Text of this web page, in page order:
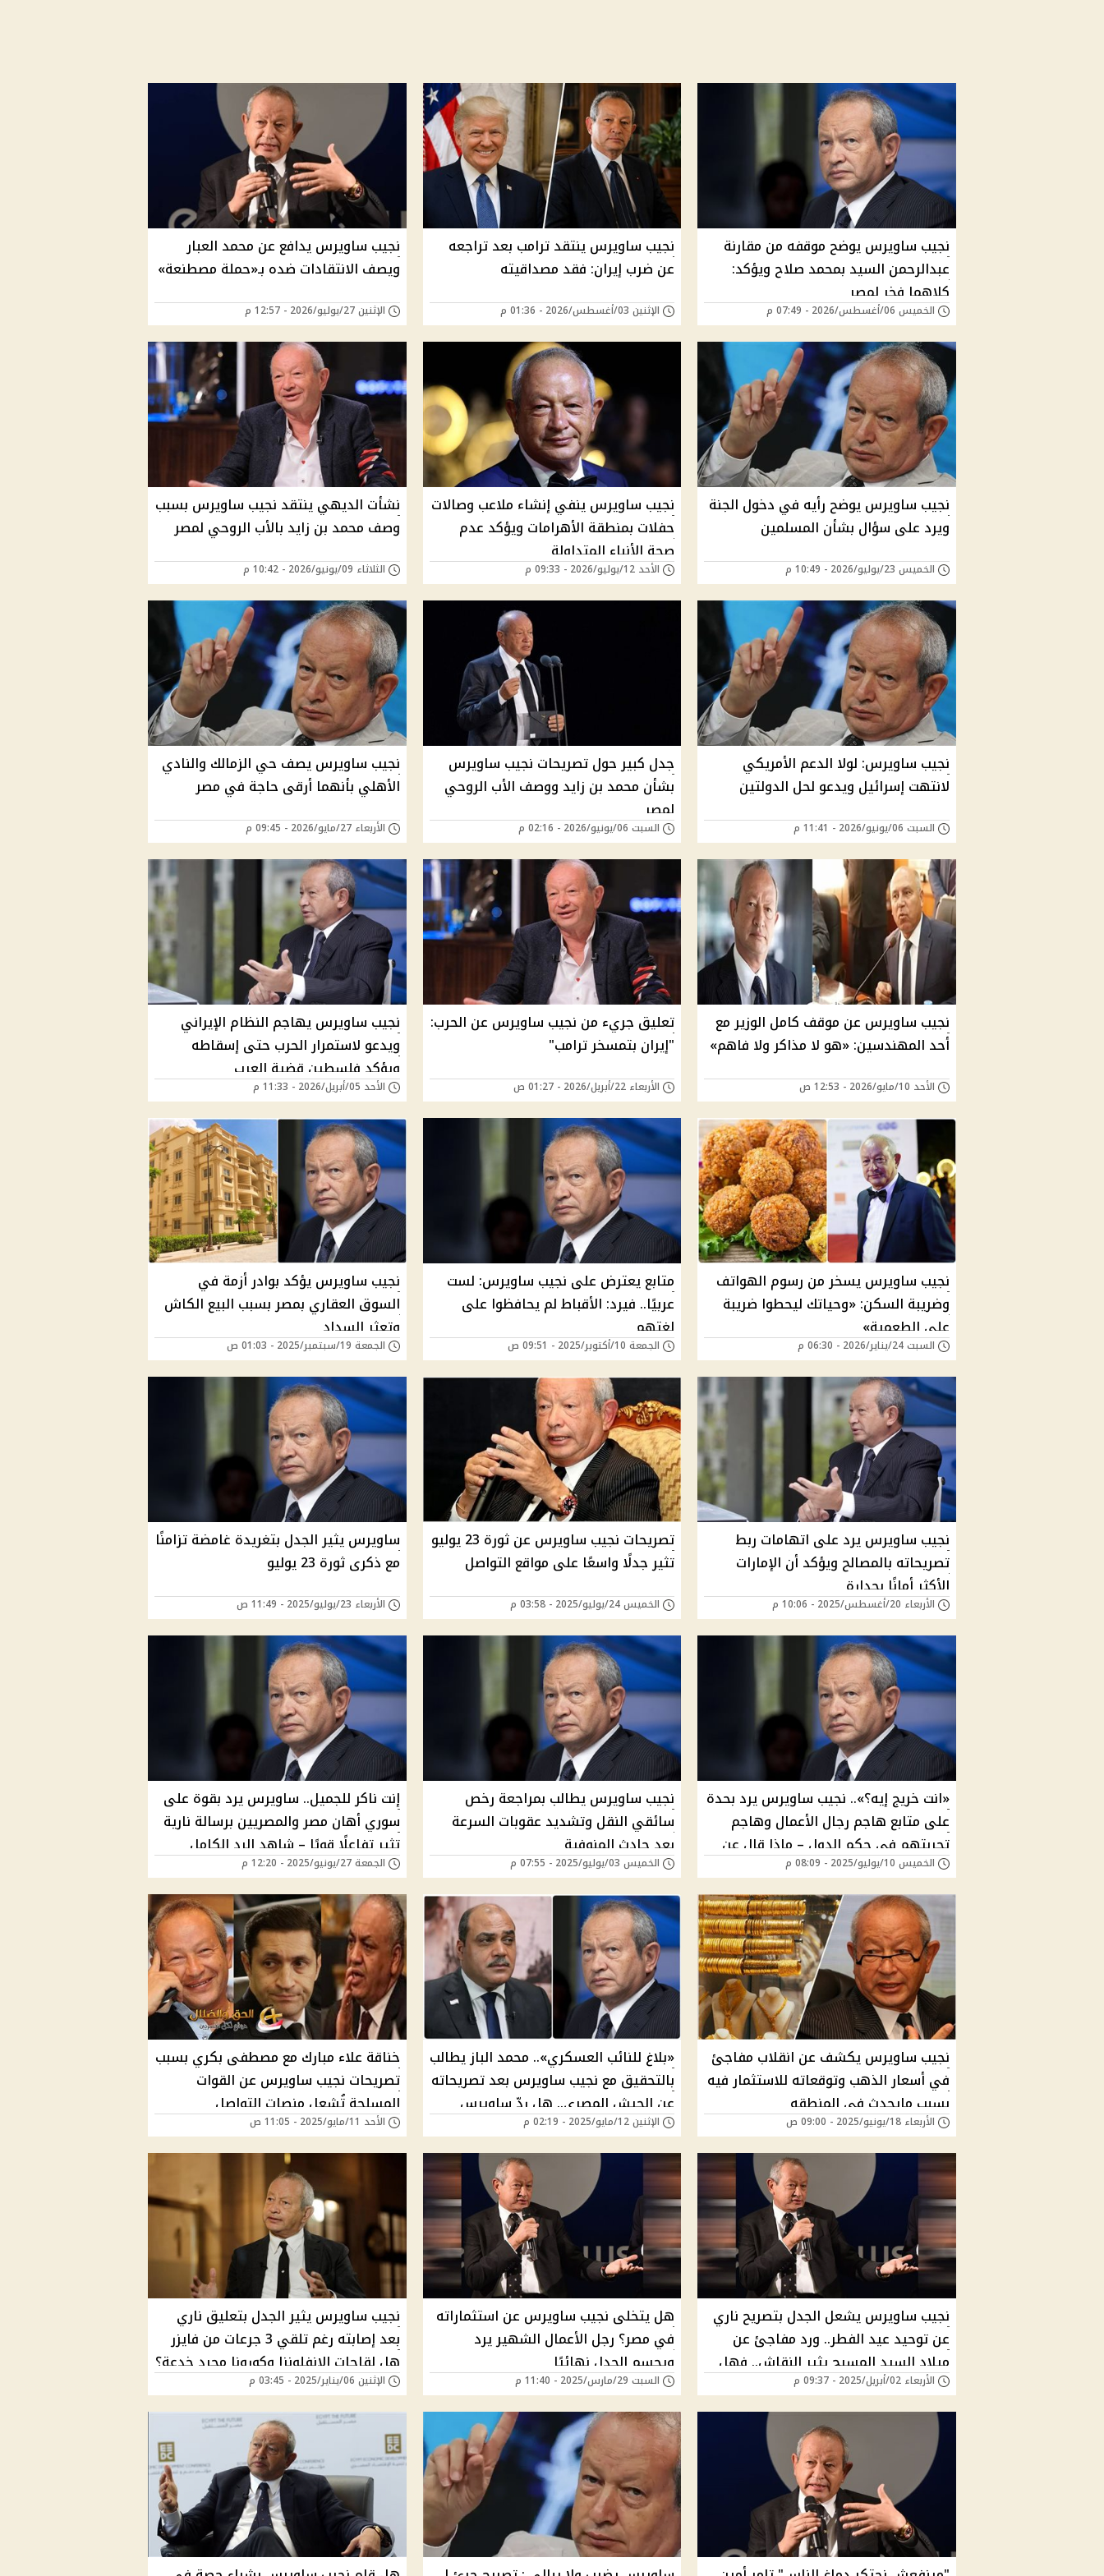
نجيب ساويرس يوضح موقفه من مقارنة
عبدالرحمن السيد بمحمد صلاح ويؤكد:
كلاهما فخر لمصر
الخميس 06/أغسطس/2026 - 07:49 م
نجيب ساويرس ينتقد ترامب بعد تراجعه
عن ضرب إيران: فقد مصداقيته
الإثنين 03/أغسطس/2026 - 01:36 م
نجيب ساويرس يدافع عن محمد العبار
ويصف الانتقادات ضده بـ«حملة مصطنعة»
الإثنين 27/يوليو/2026 - 12:57 م
نجيب ساويرس يوضح رأيه في دخول الجنة
ويرد على سؤال بشأن المسلمين
الخميس 23/يوليو/2026 - 10:49 م
نجيب ساويرس ينفي إنشاء ملاعب وصالات
حفلات بمنطقة الأهرامات ويؤكد عدم
صحة الأنباء المتداولة
الأحد 12/يوليو/2026 - 09:33 م
نشأت الديهي ينتقد نجيب ساويرس بسبب
وصف محمد بن زايد بالأب الروحي لمصر
الثلاثاء 09/يونيو/2026 - 10:42 م
نجيب ساويرس: لولا الدعم الأمريكي
لانتهت إسرائيل ويدعو لحل الدولتين
السبت 06/يونيو/2026 - 11:41 م
جدل كبير حول تصريحات نجيب ساويرس
بشأن محمد بن زايد ووصف الأب الروحي
لمصر
السبت 06/يونيو/2026 - 02:16 م
نجيب ساويرس يصف حي الزمالك والنادي
الأهلي بأنهما أرقى حاجة في مصر
الأربعاء 27/مايو/2026 - 09:45 م
نجيب ساويرس عن موقف كامل الوزير مع
أحد المهندسين: «هو لا مذاكر ولا فاهم»
الأحد 10/مايو/2026 - 12:53 ص
تعليق جريء من نجيب ساويرس عن الحرب:
"إيران بتمسخر ترامب"
الأربعاء 22/أبريل/2026 - 01:27 ص
نجيب ساويرس يهاجم النظام الإيراني
ويدعو لاستمرار الحرب حتى إسقاطه
ويؤكد فلسطين قضية العرب
الأحد 05/أبريل/2026 - 11:33 م
نجيب ساويرس يسخر من رسوم الهواتف
وضريبة السكن: «وحياتك ليحطوا ضريبة
على الطعمية»
السبت 24/يناير/2026 - 06:30 م
متابع يعترض على نجيب ساويرس: لست
عربيًا.. فيرد: الأقباط لم يحافظوا على
لغتهم
الجمعة 10/أكتوبر/2025 - 09:51 ص
نجيب ساويرس يؤكد بوادر أزمة في
السوق العقاري بمصر بسبب البيع الكاش
وتعثر السداد
الجمعة 19/سبتمبر/2025 - 01:03 ص
نجيب ساويرس يرد على اتهامات ربط
تصريحاته بالمصالح ويؤكد أن الإمارات
الأكثر أمانًا بجدارة
الأربعاء 20/أغسطس/2025 - 10:06 م
تصريحات نجيب ساويرس عن ثورة 23 يوليو
تثير جدلًا واسعًا على مواقع التواصل
الخميس 24/يوليو/2025 - 03:58 م
ساويرس يثير الجدل بتغريدة غامضة تزامنًا
مع ذكرى ثورة 23 يوليو
الأربعاء 23/يوليو/2025 - 11:49 ص
«انت خريج إيه؟».. نجيب ساويرس يرد بحدة
على متابع هاجم رجال الأعمال وهاجم
تجربتهم في حكم الدول – ماذا قال عن
إدارة الدولة؟
الخميس 10/يوليو/2025 - 08:09 م
نجيب ساويرس يطالب بمراجعة رخص
سائقي النقل وتشديد عقوبات السرعة
بعد حادث المنوفية
الخميس 03/يوليو/2025 - 07:55 م
إنت ناكر للجميل.. ساويرس يرد بقوة على
سوري أهان مصر والمصريين برسالة نارية
تثير تفاعلًا قويًا – شاهد الرد الكامل
الجمعة 27/يونيو/2025 - 12:20 م
نجيب ساويرس يكشف عن انقلاب مفاجئ
في أسعار الذهب وتوقعاته للاستثمار فيه
بسبب مايحدث فى المنطقه
الأربعاء 18/يونيو/2025 - 09:00 ص
«بلاغ للنائب العسكري».. محمد الباز يطالب
بالتحقيق مع نجيب ساويرس بعد تصريحاته
عن الجيش المصري.. هل ردّ ساويرس
سيُنهِى الجدل؟
الإثنين 12/مايو/2025 - 02:19 م
خناقة علاء مبارك مع مصطفى بكري بسبب
تصريحات نجيب ساويرس عن القوات
المسلحة تُشعل منصات التواصل
الإجتماعي والأخير يعلن موقفة من
الجيش المصري حصل إيه؟
الأحد 11/مايو/2025 - 11:05 ص
نجيب ساويرس يشعل الجدل بتصريح ناري
عن توحيد عيد الفطر.. ورد مفاجئ عن
ميلاد السيد المسيح يثير النقاش.. فهل
تنجح دعوته؟
الأربعاء 02/أبريل/2025 - 09:37 م
هل يتخلى نجيب ساويرس عن استثماراته
في مصر؟ رجل الأعمال الشهير يرد
ويحسم الجدل نهائيًا
السبت 29/مارس/2025 - 11:40 م
نجيب ساويرس يثير الجدل بتعليق ناري
بعد إصابته رغم تلقي 3 جرعات من فايزر
هل لقاحات الإنفلونزا وكورونا مجرد خدعة؟
الإثنين 06/يناير/2025 - 03:45 م